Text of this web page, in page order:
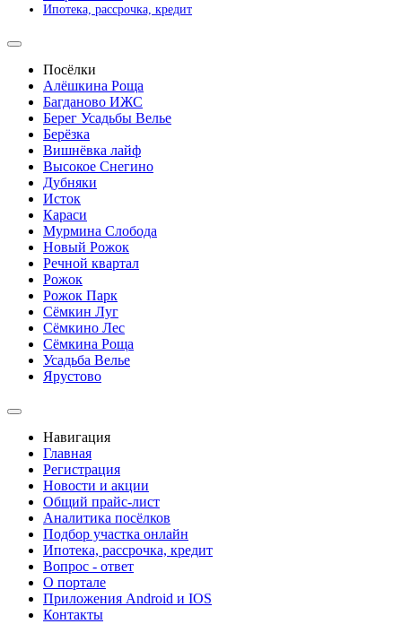
Ипотека, рассрочка, кредит
Посёлки
Алёшкина Роща
Багданово ИЖС
Берег Усадьбы Велье
Берёзка
Вишнёвка лайф
Высокое Снегино
Дубняки
Исток
Караси
Мурмина Слобода
Новый Рожок
Речной квартал
Рожок
Рожок Парк
Сёмкин Луг
Сёмкино Лес
Сёмкина Роща
Усадьба Велье
Ярустово
Навигация
Главная
Регистрация
Новости и акции
Общий прайс-лист
Аналитика посёлков
Подбор участка онлайн
Ипотека, рассрочка, кредит
Вопрос - ответ
О портале
Приложения Android и IOS
Контакты